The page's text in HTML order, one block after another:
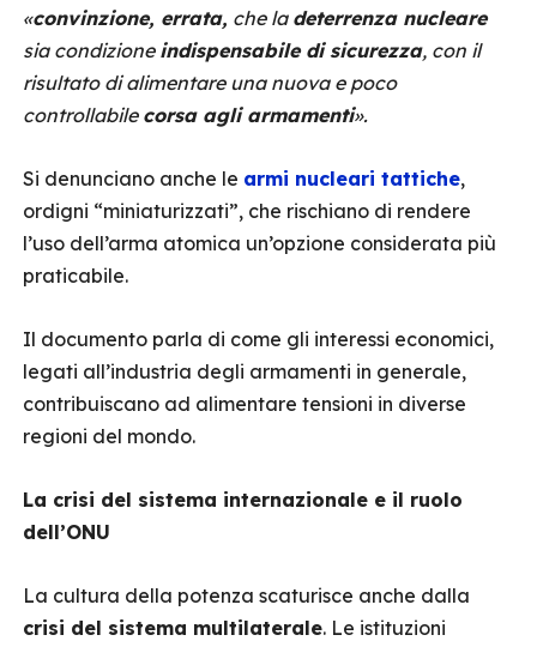
«convinzione, errata, che la deterrenza nucleare
sia condizione indispensabile di sicurezza, con il
risultato di alimentare una nuova e poco
controllabile corsa agli armamenti».
Si denunciano anche le armi nucleari tattiche,
ordigni “miniaturizzati”, che rischiano di rendere
l’uso dell’arma atomica un’opzione considerata più
praticabile.
Il documento parla di come gli interessi economici,
legati all’industria degli armamenti in generale,
contribuiscano ad alimentare tensioni in diverse
regioni del mondo.
La crisi del sistema internazionale e il ruolo
dell’ONU
La cultura della potenza scaturisce anche dalla
crisi del sistema multilaterale. Le istituzioni